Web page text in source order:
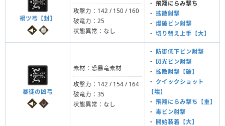
禍ツ弓【封】
攻撃力：142 / 150 / 160
破竜力：25
状態異常：なし
・ 飛翔にらみ撃ち
・ 拡散射撃
・ 爆破ビン射撃
・ 切り替え上手【大】
暴徒の凶弓
素材：恐暴竜素材
攻撃力：142 / 154 / 164
破竜力：35
状態異常：なし
・
防御低下ビン射撃
・
閃光ビン射撃
・ 拡散射撃【破】
・ クイックショット
【壊】
・ 飛翔にらみ撃ち【重】
・ 毒ビン射撃
・
開始装着【大】